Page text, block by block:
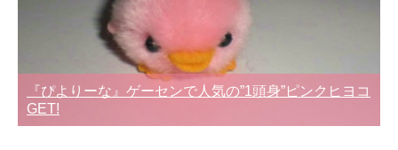
『ぴよりーな』ゲーセンで人気の”1頭身”ピンクヒヨコ
GET!